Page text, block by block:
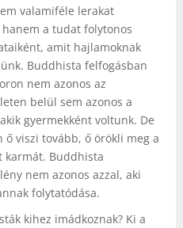
valamiféle lerakat
a tudat folytonos
amit hajlamoknak
Buddhista felfogásban
nem azonos az
belül sem azonos a
gyermekként voltunk. De
viszi tovább, ő örökli meg a
karmát. Buddhista
nem azonos azzal, aki
folytatódása.
kihez imádkoznak? Ki a